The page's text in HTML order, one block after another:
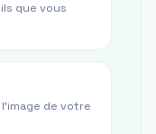
que vous
de votre